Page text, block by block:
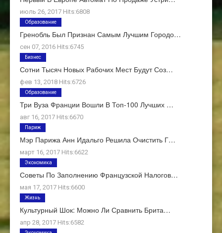
июль 26, 2017 Hits:6808
Гренобль Был Признан Самым Лучшим Городо…
сен 07, 2016 Hits:6745
Образование
Сотни Тысяч Новых Рабочих Мест Будут Соз…
фев 13, 2018 Hits:6726
Бизнес
Три Вуза Франции Вошли В Топ-100 Лучших …
авг 16, 2017 Hits:6670
Образование
Мэр Парижа Анн Идальго Решила Очистить Г…
март 16, 2017 Hits:6622
Париж
Советы По Заполнению Французской Налогов…
мая 17, 2017 Hits:6600
Экономика
Культурный Шок: Можно Ли Сравнить Брита…
апр 28, 2017 Hits:6582
Жизнь